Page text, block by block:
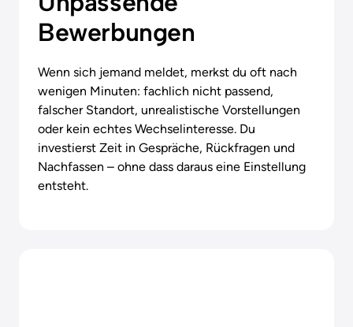
Bewerbungen
Wenn sich jemand meldet, merkst du oft nach
wenigen Minuten: fachlich nicht passend,
falscher Standort, unrealistische Vorstellungen
oder kein echtes Wechselinteresse. Du
investierst Zeit in Gespräche, Rückfragen und
Nachfassen – ohne dass daraus eine Einstellung
entsteht.